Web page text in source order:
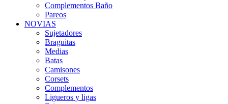
Complementos Baño
Pareos
NOVIAS
Sujetadores
Braguitas
Medias
Batas
Camisones
Corsets
Complementos
Ligueros y ligas